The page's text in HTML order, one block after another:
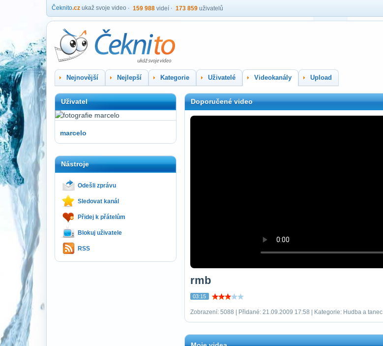
Čeknito.cz ukaž svoje video 159 988 videí 173 859 uživatelů
Nejnovější Nejlepší Kategorie Uživatelé Videokanály Upload
Uživatel
marcelo
Nástroje
Odešli zprávu
Sledovat kanál
Přidej k přátelům
Blokuj uživatele
RSS
Doporučené video
rmb
03:15
Zobrazení: 5088 | Přidané: 21.09.2009 17:58 | Kategorie: Hudba a tanec